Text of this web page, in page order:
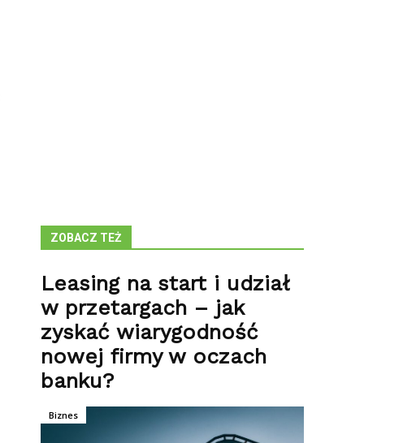
ZOBACZ TEŻ
Leasing na start i udział
w przetargach – jak
zyskać wiarygodność
nowej firmy w oczach
banku?
Biznes